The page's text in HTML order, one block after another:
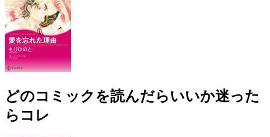
どのコミックを読んだらいいか迷った
らコレ